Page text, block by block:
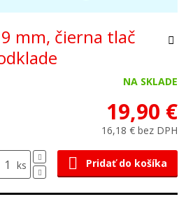
mm, čierna tlač
NA SKLADE
19,90 €
16,18 € bez DPH
ks Pridať do košíka